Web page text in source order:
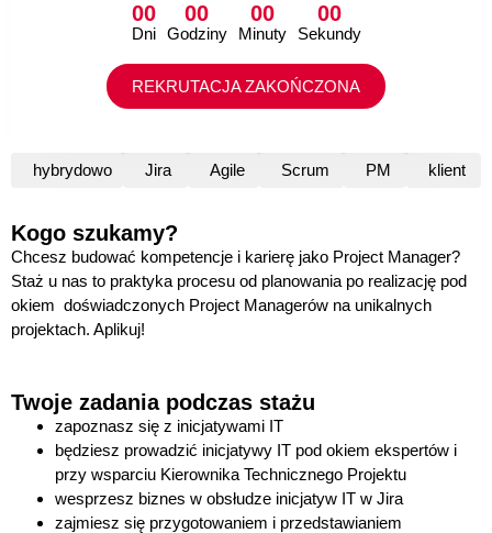
00
Dni
00
Godziny
00
Minuty
00
Sekundy
REKRUTACJA ZAKOŃCZONA
hybrydowo Jira Agile Scrum PM klient
Kogo szukamy?
Chcesz budować kompetencje i karierę jako Project Manager?
Staż u nas to praktyka procesu od planowania po realizację pod
okiem doświadczonych Project Managerów na unikalnych
projektach. Aplikuj!
Twoje zadania podczas stażu
zapoznasz się z inicjatywami IT
będziesz prowadzić inicjatywy IT pod okiem ekspertów i
przy wsparciu Kierownika Technicznego Projektu
wesprzesz biznes w obsłudze inicjatyw IT w Jira
zajmiesz się przygotowaniem i przedstawianiem